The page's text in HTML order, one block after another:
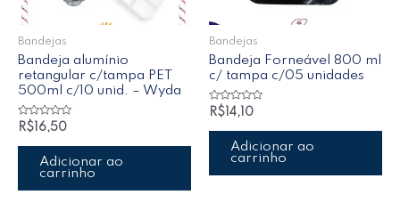
Bandejas
Bandeja alumínio
retangular c/tampa PET
500ml c/10 unid. – Wyda
Avaliação
de
R$ 16,50
Adicionar ao
carrinho
Bandejas
Bandeja Forneável 800 ml
c/ tampa c/05 unidades
Avaliação
de
R$ 14,10
Adicionar ao
carrinho